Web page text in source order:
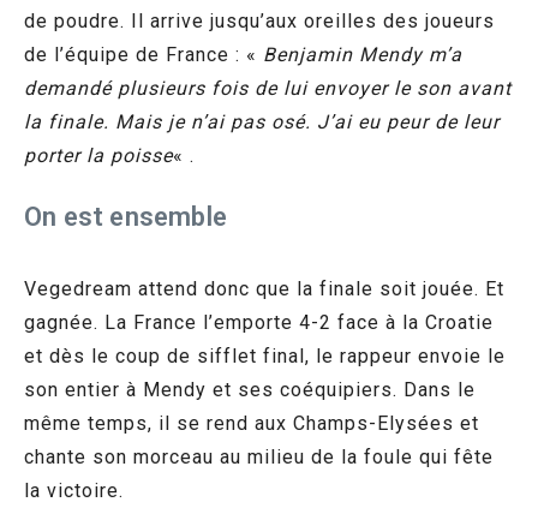
de poudre. Il arrive jusqu’aux oreilles des joueurs
de l’équipe de France : « Benjamin Mendy m’a
demandé plusieurs fois de lui envoyer le son avant
la finale. Mais je n’ai pas osé. J’ai eu peur de leur
porter la poisse« .
On est ensemble
Vegedream attend donc que la finale soit jouée. Et
gagnée. La France l’emporte 4-2 face à la Croatie
et dès le coup de sifflet final, le rappeur envoie le
son entier à Mendy et ses coéquipiers. Dans le
même temps, il se rend aux Champs-Elysées et
chante son morceau au milieu de la foule qui fête
la victoire.